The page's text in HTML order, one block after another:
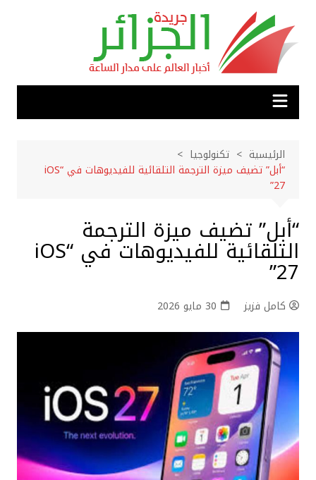
المحتوى
الرئيسية
تكنولوجيا
“أبل” تضيف ميزة الترجمة التلقائية للفيديوهات في “iOS
27”
“أبل” تضيف ميزة الترجمة
التلقائية للفيديوهات في “iOS
27”
كامل فزيز 30 مايو 2026